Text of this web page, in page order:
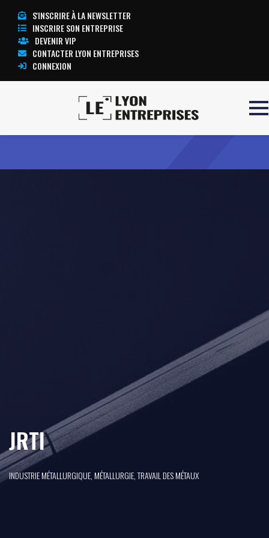
S'INSCRIRE À LA NEWSLETTER
INSCRIRE SON ENTREPRISE
DEVENIR VIP
CONTACTER LYON ENTREPRISES
CONNEXION
JRTI
INDUSTRIE MÉTALLURGIQUE, MÉTALLURGIE, TRAVAIL DES MÉTAUX